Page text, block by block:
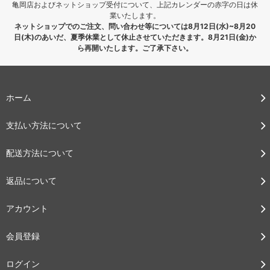
亀岡店およびネットショップ受付について、上記カレンダーの赤字の日は休
業いたします。
ネットショップでのご注文、問い合わせ等については8月12日(水)~8月20
日(木)のあいだ、夏季休業として休止させていただきます。8月21日(金)か
ら再開いたします。ご了承下さい。
ホーム
支払い方法について
配送方法について
返品について
アカウント
会員登録
ログイン